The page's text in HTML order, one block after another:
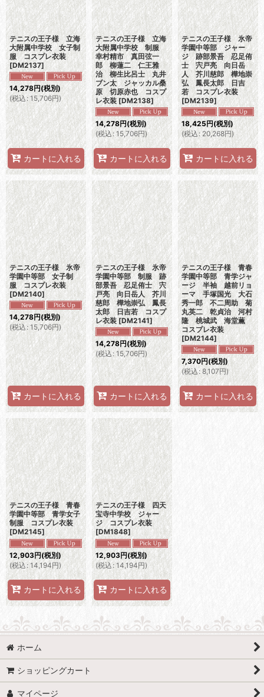
テニスの王子様 立海
大附属中学校 女子制
服 コスプレ衣装
[DM2137]
14,278円(税別)
(税込: 15,706円)
カートに入れる
テニスの王子様 立海
大附属中学校 制服
幸村精市 真田弦一
郎 柳蓮二 仁王雅
治 柳生比呂士 丸井
ブン太 ジャッカル桑
原 切原赤也 コスプ
レ衣装 [DM2138]
14,278円(税別)
(税込: 15,706円)
カートに入れる
テニスの王子様 氷帝
学園中等部 ジャー
ジ 跡部景吾 忍足侑
士 宍戸亮 向日岳
人 芥川慈郎 樺地崇
弘 鳳長太郎 日吉
若 コスプレ衣装
[DM2139]
18,425円(税別)
(税込: 20,268円)
カートに入れる
テニスの王子様 氷帝
学園中等部 女子制
服 コスプレ衣装
[DM2140]
14,278円(税別)
(税込: 15,706円)
カートに入れる
テニスの王子様 氷帝
学園中等部 制服 跡
部景吾 忍足侑士 宍
戸亮 向日岳人 芥川
慈郎 樺地崇弘 鳳長
太郎 日吉若 コスプ
レ衣装 [DM2141]
14,278円(税別)
(税込: 15,706円)
カートに入れる
テニスの王子様 青春
学園中等部 青学ジャ
ージ 半袖 越前リョ
ーマ 手塚国光 大石
秀一郎 不二周助 菊
丸英二 乾貞治 河村
隆 桃城武 海堂薫
コスプレ衣装
[DM2144]
7,370円(税別)
(税込: 8,107円)
カートに入れる
テニスの王子様 青春
学園中等部 青学女子
制服 コスプレ衣装
[DM2145]
12,903円(税別)
(税込: 14,194円)
カートに入れる
テニスの王子様 四天
宝寺中学校 ジャー
ジ コスプレ衣装
[DM1848]
12,903円(税別)
(税込: 14,194円)
カートに入れる
ホーム
ショッピングカート
マイページ